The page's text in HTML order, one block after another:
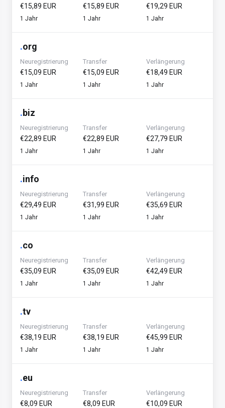
€15,89 EUR
1 Jahr
€15,89 EUR
1 Jahr
€19,29 EUR
1 Jahr
.org
Neuregistrierung
€15,09 EUR
1 Jahr
Transfer
€15,09 EUR
1 Jahr
Verlängerung
€18,49 EUR
1 Jahr
.biz
Neuregistrierung
€22,89 EUR
1 Jahr
Transfer
€22,89 EUR
1 Jahr
Verlängerung
€27,79 EUR
1 Jahr
.info
Neuregistrierung
€29,49 EUR
1 Jahr
Transfer
€31,99 EUR
1 Jahr
Verlängerung
€35,69 EUR
1 Jahr
.co
Neuregistrierung
€35,09 EUR
1 Jahr
Transfer
€35,09 EUR
1 Jahr
Verlängerung
€42,49 EUR
1 Jahr
.tv
Neuregistrierung
€38,19 EUR
1 Jahr
Transfer
€38,19 EUR
1 Jahr
Verlängerung
€45,99 EUR
1 Jahr
.eu
Neuregistrierung
€8,09 EUR
Transfer
€8,09 EUR
Verlängerung
€10,09 EUR